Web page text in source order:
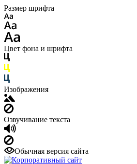
Размер шрифта
Цвет фона и шрифта
Изображения
Озвучивание текста
Обычная версия сайта